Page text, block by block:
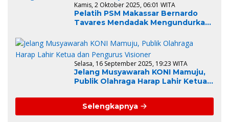
Kamis, 2 Oktober 2025, 06:01 WITA
Pelatih PSM Makassar Bernardo
Tavares Mendadak Mengundurkan
Selasa, 16 September 2025, 19:23 WITA
Jelang Musyawarah KONI Mamuju,
Publik Olahraga Harap Lahir Ketua
Selengkapnya